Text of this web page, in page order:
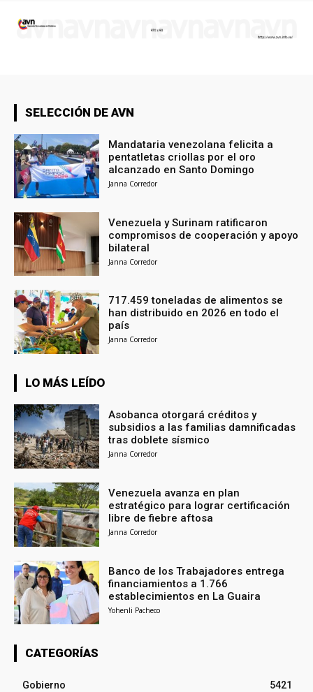
SELECCIÓN DE AVN
Mandataria venezolana felicita a
pentatletas criollas por el oro
alcanzado en Santo Domingo
Janna Corredor
Venezuela y Surinam ratificaron
compromisos de cooperación y apoyo
bilateral
Janna Corredor
717.459 toneladas de alimentos se
han distribuido en 2026 en todo el
país
Janna Corredor
LO MÁS LEÍDO
Asobanca otorgará créditos y
subsidios a las familias damnificadas
tras doblete sísmico
Janna Corredor
Venezuela avanza en plan
estratégico para lograr certificación
libre de fiebre aftosa
Janna Corredor
Banco de los Trabajadores entrega
financiamientos a 1.766
establecimientos en La Guaira
Yohenli Pacheco
CATEGORÍAS
Gobierno
5421